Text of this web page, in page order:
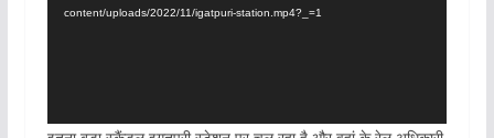
content/uploads/2022/11/igatpuri-station.mp4?_=1